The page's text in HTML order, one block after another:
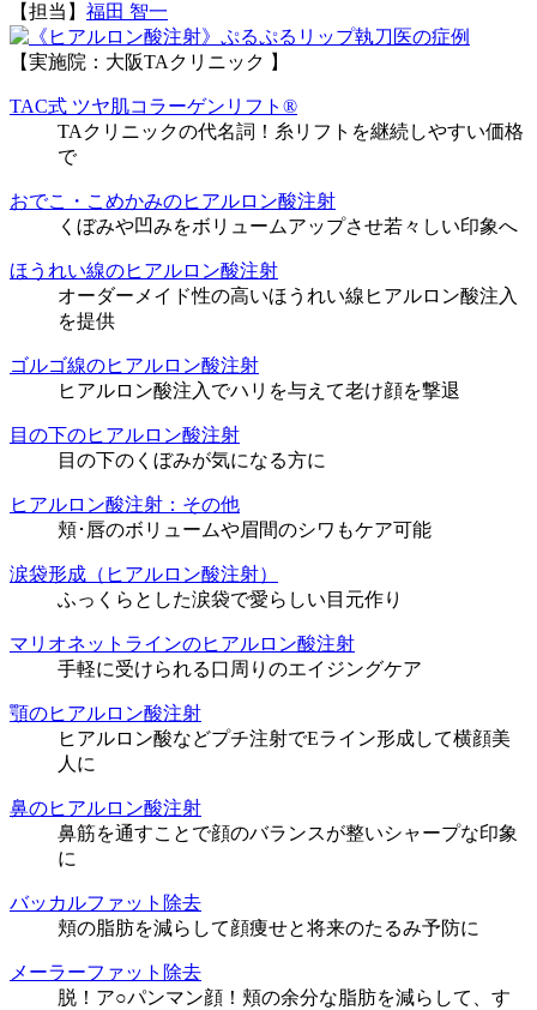
【担当】 福田 智一
執刀医の症例
【実施院：大阪TAクリニック 】
TAC式 ツヤ肌コラーゲンリフト®
TAクリニックの代名詞！糸リフトを継続しやすい価格
で
おでこ・こめかみのヒアルロン酸注射
くぼみや凹みをボリュームアップさせ若々しい印象へ
ほうれい線のヒアルロン酸注射
オーダーメイド性の高いほうれい線ヒアルロン酸注入
を提供
ゴルゴ線のヒアルロン酸注射
ヒアルロン酸注入でハリを与えて老け顔を撃退
目の下のヒアルロン酸注射
目の下のくぼみが気になる方に
ヒアルロン酸注射：その他
頬･唇のボリュームや眉間のシワもケア可能
涙袋形成（ヒアルロン酸注射）
ふっくらとした涙袋で愛らしい目元作り
マリオネットラインのヒアルロン酸注射
手軽に受けられる口周りのエイジングケア
顎のヒアルロン酸注射
ヒアルロン酸などプチ注射でEライン形成して横顔美
人に
鼻のヒアルロン酸注射
鼻筋を通すことで顔のバランスが整いシャープな印象
に
バッカルファット除去
頬の脂肪を減らして顔痩せと将来のたるみ予防に
メーラーファット除去
脱！ア○パンマン顔！頬の余分な脂肪を減らして、す